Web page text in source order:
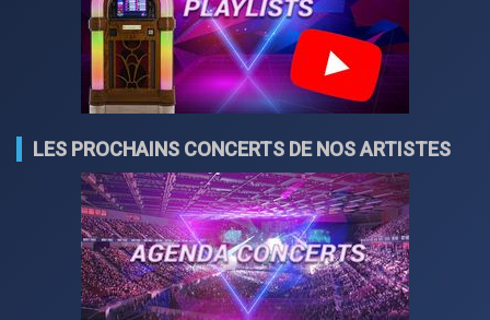
LES PROCHAINS CONCERTS DE NOS ARTISTES